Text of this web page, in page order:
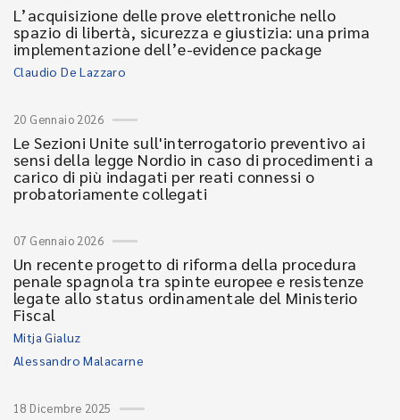
L’acquisizione delle prove elettroniche nello
spazio di libertà, sicurezza e giustizia: una prima
implementazione dell’e-evidence package
Claudio De Lazzaro
20 Gennaio 2026
Le Sezioni Unite sull'interrogatorio preventivo ai
sensi della legge Nordio in caso di procedimenti a
carico di più indagati per reati connessi o
probatoriamente collegati
07 Gennaio 2026
Un recente progetto di riforma della procedura
penale spagnola tra spinte europee e resistenze
legate allo status ordinamentale del Ministerio
Fiscal
Mitja Gialuz
Alessandro Malacarne
18 Dicembre 2025